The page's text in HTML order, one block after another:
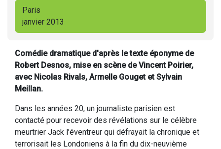
Paris
janvier 2013
Comédie dramatique d'après le texte éponyme de
Robert Desnos, mise en scène de Vincent Poirier,
avec Nicolas Rivals, Armelle Gouget et Sylvain
Meillan.
Dans les années 20, un journaliste parisien est
contacté pour recevoir des révélations sur le célèbre
meurtrier Jack l’éventreur qui défrayait la chronique et
terrorisait les Londoniens à la fin du dix-neuvième